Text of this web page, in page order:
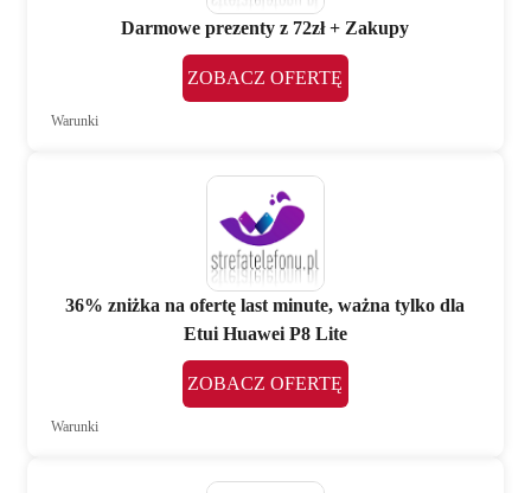
Darmowe prezenty z 72zł + Zakupy
ZOBACZ OFERTĘ
Warunki
36% zniżka na ofertę last minute, ważna tylko dla
Etui Huawei P8 Lite
ZOBACZ OFERTĘ
Warunki